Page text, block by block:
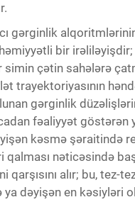
gərginlik
bir
simin çətin sahələrə
trayektoriyasının
gərginlik
fəaliyyət göstərən
kəsmə şəraitində
qalması nəticəsində
qarşısını alır; bu, tez-
dəyişən en kəsiyləri